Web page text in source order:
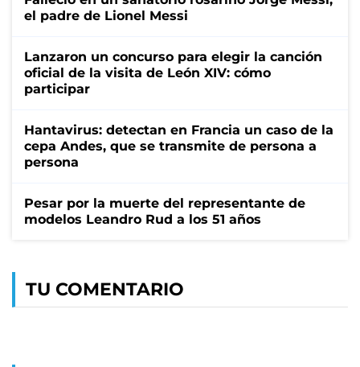
el padre de Lionel Messi
Lanzaron un concurso para elegir la canción
oficial de la visita de León XIV: cómo
participar
Hantavirus: detectan en Francia un caso de la
cepa Andes, que se transmite de persona a
persona
Pesar por la muerte del representante de
modelos Leandro Rud a los 51 años
TU COMENTARIO